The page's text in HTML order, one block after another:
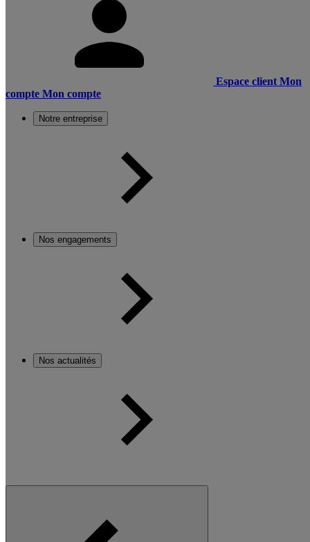
Espace client Mon
compte Mon compte
Notre entreprise
Nos engagements
Nos actualités